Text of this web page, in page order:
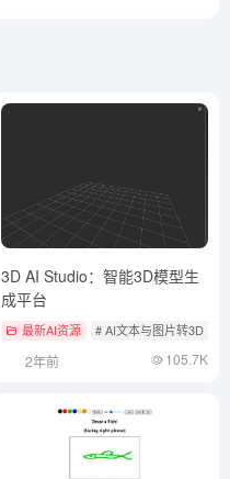
3D AI Studio：智能3D模型生
成平台
最新AI资源 # AI文本与图片转3D
2年前 105.7K